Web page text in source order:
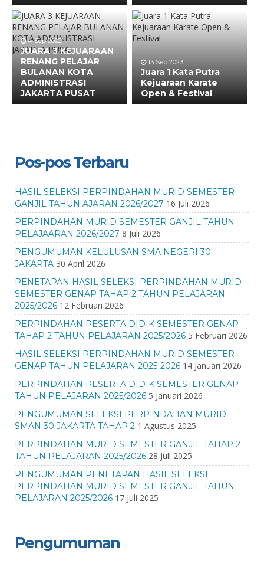
4 Sep 2022
JUARA 3 KEJUARAAN
RENANG PELAJAR
BULANAN KOTA
ADMINISTRASI
JAKARTA PUSAT
13 Sep 2023
Juara 1 Kata Putra
Kejuaraan Karate
Open & Festival
Pos-pos Terbaru
HASIL SELEKSI PERPINDAHAN MURID SEMESTER
GANJIL TAHUN AJARAN 2026/2027 16 Juli 2026
PERPINDAHAN MURID SEMESTER GANJIL TAHUN
PELAJAARAN 2026/2027 8 Juli 2026
PENGUMUMAN KELULUSAN SMA NEGERI 30
JAKARTA 30 April 2026
PENETAPAN HASIL SELEKSI PERPINDAHAN MURID
SEMESTER GENAP TAHAP 2 TAHUN PELAJARAN
2025/2026 12 Februari 2026
PERPINDAHAN PESERTA DIDIK SEMESTER GENAP
TAHAP 2 TAHUN PELAJARAN 2025/2026 5 Februari 2026
HASIL SELEKSI PERPINDAHAN MURID SEMESTER
GENAP TAHUN PELAJARAN 2025-2026 14 Januari 2026
PERPINDAHAN PESERTA DIDIK SEMESTER GENAP
TAHUN PELAJARAN 2025/2026 5 Januari 2026
PENGUMUMAN SELEKSI PERPINDAHAN MURID
SMAN 30 JAKARTA TAHAP 2 1 Agustus 2025
PERPINDAHAN MURID SEMESTER GANJIL TAHAP 2
TAHUN PELAJARAN 2025/2026 28 Juli 2025
PENGUMUMAN PENETAPAN HASIL SELEKSI
PERPINDAHAN MURID SEMESTER GANJIL TAHUN
PELAJARAN 2025/2026 17 Juli 2025
Pengumuman